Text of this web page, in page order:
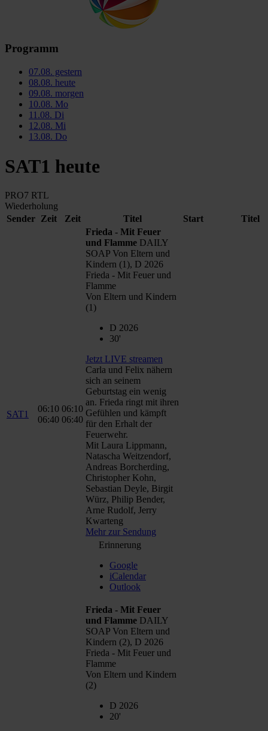
Programm
07.08. gestern
08.08. heute
09.08. morgen
10.08. Mo
11.08. Di
12.08. Mi
13.08. Do
SAT1 heute
PRO7 RTL
Wiederholung
Sender Zeit Zeit Titel Start Titel
SAT1
06:10
06:40
06:10
06:40
Frieda - Mit Feuer
und Flamme DAILY
SOAP Von Eltern und
Kindern (1), D 2026
Frieda - Mit Feuer und
Flamme
Von Eltern und Kindern
(1)
D 2026
30'
Jetzt LIVE streamen
Carla und Felix nähern
sich an seinem
Geburtstag ein wenig
an. Frieda ringt mit ihren
Gefühlen und kämpft
für den Erhalt der
Feuerwehr.
Mit Laura Lippmann,
Natascha Weitzendorf,
Andreas Borcherding,
Christopher Kohn,
Sebastian Deyle, Birgit
Würz, Philip Bender,
Arne Rudolf, Jerry
Kwarteng
Mehr zur Sendung
Erinnerung
Google
iCalendar
Outlook
Frieda - Mit Feuer
und Flamme DAILY
SOAP Von Eltern und
Kindern (2), D 2026
Frieda - Mit Feuer und
Flamme
Von Eltern und Kindern
(2)
D 2026
20'